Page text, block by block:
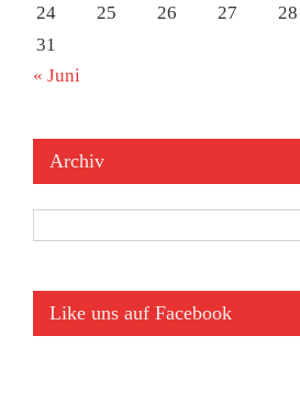
24
25 26 27 28
31
« Juni
Archiv
Like uns auf Facebook